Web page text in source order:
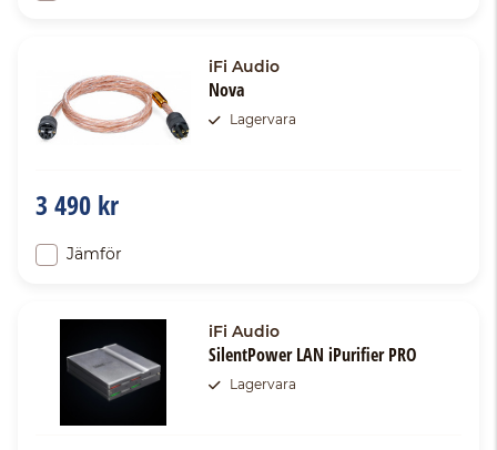
iFi Audio
Nova
Lagervara
3 490 kr
Jämför
iFi Audio
SilentPower LAN iPurifier PRO
Lagervara